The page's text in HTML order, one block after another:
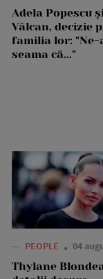
Adela Popescu
Vâlcan, decizie
familia lor: "Ne-
seama că..."
— PEOPLE 04
Thylane